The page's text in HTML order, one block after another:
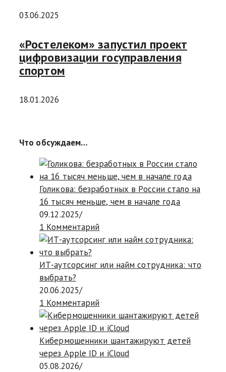
03.06.2025
«Ростелеком» запустил проект
цифровизации госуправления
спортом
18.01.2026
Что обсуждаем…
Голикова: безработных в России стало на
16 тысяч меньше, чем в начале года
09.12.2025/
1 Комментарий
ИТ-аутсорсинг или найм сотрудника: что
выбрать?
20.06.2025/
1 Комментарий
Кибермошенники шантажируют детей
через Apple ID и iCloud
05.08.2026/